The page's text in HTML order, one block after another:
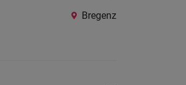
Bregenz